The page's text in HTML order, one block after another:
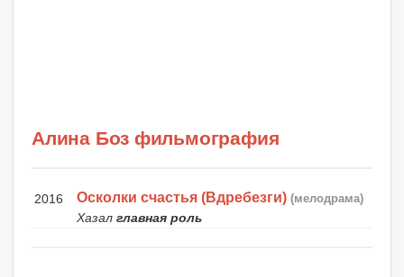
Алина Боз фильмография
2016 Осколки счастья (Вдребезги) (мелодрама)
Хазал главная роль